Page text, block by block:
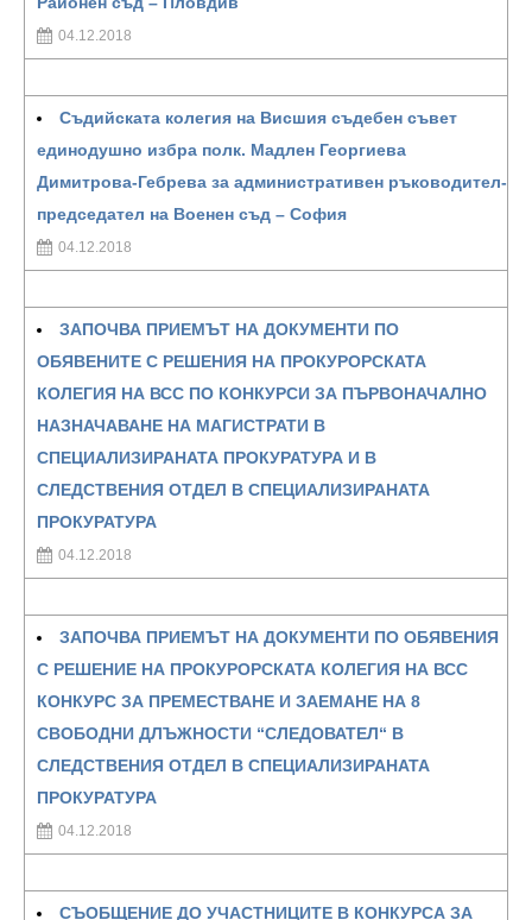
04.12.2018
Съдийската колегия на Висшия съдебен съвет
единодушно избра полк. Мадлен Георгиева
Димитрова-Гебрева за административен ръководител-
председател на Военен съд – София
04.12.2018
ЗАПОЧВА ПРИЕМЪТ НА ДОКУМЕНТИ ПО
ОБЯВЕНИТЕ С РЕШЕНИЯ НА ПРОКУРОРСКАТА
КОЛЕГИЯ НА ВСС ПО КОНКУРСИ ЗА ПЪРВОНАЧАЛНО
НАЗНАЧАВАНЕ НА МАГИСТРАТИ В
СПЕЦИАЛИЗИРАНАТА ПРОКУРАТУРА И В
СЛЕДСТВЕНИЯ ОТДЕЛ В СПЕЦИАЛИЗИРАНАТА
ПРОКУРАТУРА
04.12.2018
ЗАПОЧВА ПРИЕМЪТ НА ДОКУМЕНТИ ПО ОБЯВЕНИЯ
С РЕШЕНИЕ НА ПРОКУРОРСКАТА КОЛЕГИЯ НА ВСС
КОНКУРС ЗА ПРЕМЕСТВАНЕ И ЗАЕМАНЕ НА 8
СВОБОДНИ ДЛЪЖНОСТИ “СЛЕДОВАТЕЛ“ В
СЛЕДСТВЕНИЯ ОТДЕЛ В СПЕЦИАЛИЗИРАНАТА
ПРОКУРАТУРА
04.12.2018
СЪОБЩЕНИЕ ДО УЧАСТНИЦИТЕ В КОНКУРСА ЗА